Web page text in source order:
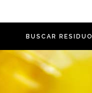
BUSCAR RESIDUO